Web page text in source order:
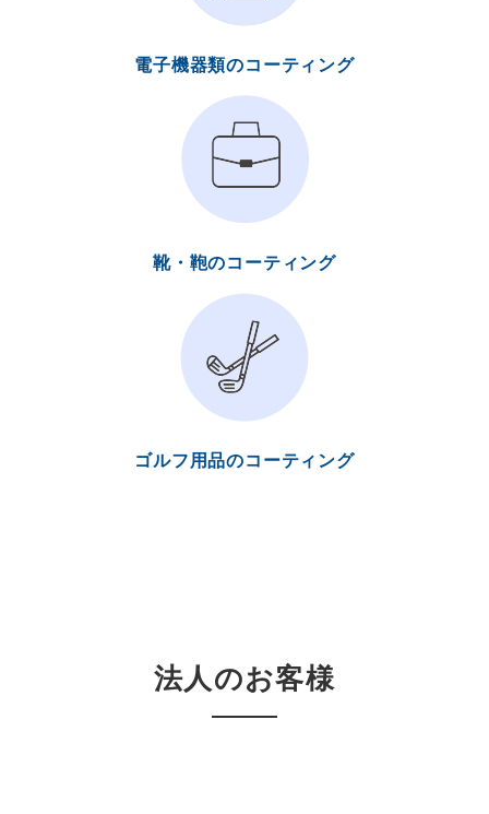
電子機器類のコーティング
靴・鞄のコーティング
ゴルフ用品のコーティング
法人のお客様